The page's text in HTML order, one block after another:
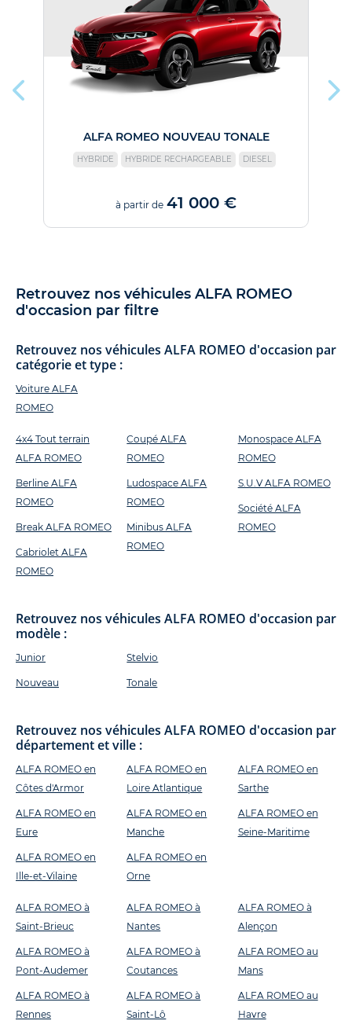
ALFA ROMEO NOUVEAU TONALE
HYBRIDE HYBRIDE RECHARGEABLE DIESEL
à partir de 41 000 €
Retrouvez nos véhicules ALFA ROMEO
d'occasion par filtre
Retrouvez nos véhicules ALFA ROMEO d'occasion par
catégorie et type :
Voiture ALFA
ROMEO
4x4 Tout terrain
ALFA ROMEO
Berline ALFA
ROMEO
Break ALFA ROMEO
Cabriolet ALFA
ROMEO
Coupé ALFA
ROMEO
Ludospace ALFA
ROMEO
Minibus ALFA
ROMEO
Monospace ALFA
ROMEO
S.U.V ALFA ROMEO
Société ALFA
ROMEO
Retrouvez nos véhicules ALFA ROMEO d'occasion par
modèle :
Junior
Nouveau
Stelvio
Tonale
Retrouvez nos véhicules ALFA ROMEO d'occasion par
département et ville :
ALFA ROMEO en
Côtes d'Armor
ALFA ROMEO en
Eure
ALFA ROMEO en
Ille-et-Vilaine
ALFA ROMEO en
Loire Atlantique
ALFA ROMEO en
Manche
ALFA ROMEO en
Orne
ALFA ROMEO en
Sarthe
ALFA ROMEO en
Seine-Maritime
ALFA ROMEO à
Saint-Brieuc
ALFA ROMEO à
Pont-Audemer
ALFA ROMEO à
Rennes
ALFA ROMEO à
Nantes
ALFA ROMEO à
Coutances
ALFA ROMEO à
Saint-Lô
ALFA ROMEO à
Alençon
ALFA ROMEO au
Mans
ALFA ROMEO au
Havre